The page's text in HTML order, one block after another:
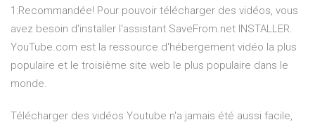
1:Recommandée! Pour pouvoir télécharger des vidéos, vous
avez besoin d'installer l'assistant SaveFrom.net INSTALLER.
YouTube.com est la ressource d'hébergement vidéo la plus
populaire et le troisième site web le plus populaire dans le
monde.
Télécharger des vidéos Youtube n'a jamais été aussi facile,